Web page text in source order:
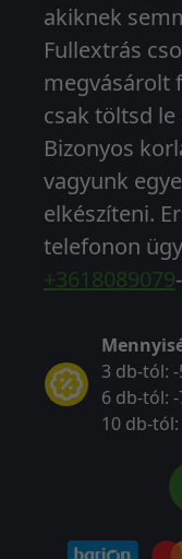
akiknek
Fullextrás
megvásárolt
csak töltsd
Bizonyos
vagyunk
elkészíteni.
telefonon
+3618089079
3 db-tól:
6 db-tól:
10 db-